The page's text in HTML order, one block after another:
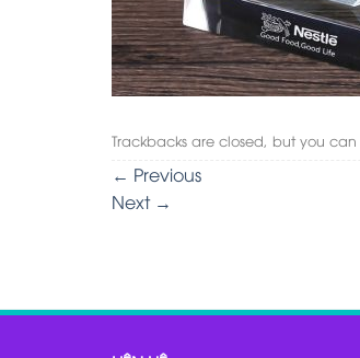
Trackbacks are closed, but you can
← Previous
Next →